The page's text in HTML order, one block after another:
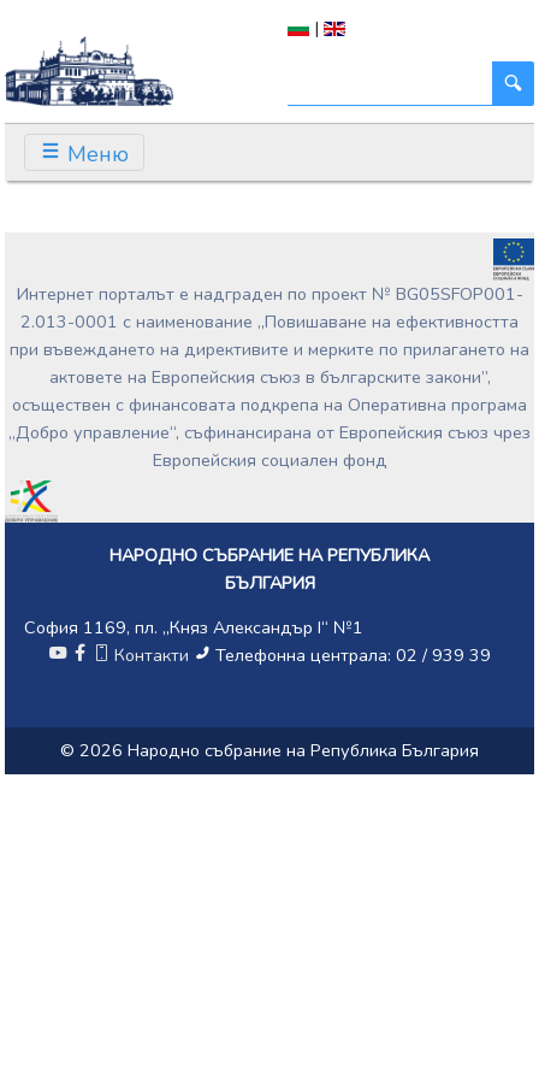
|
Меню
Интернет порталът е надграден по проект № BG05SFOP001-
2.013-0001 с наименование „Повишаване на ефективността
при въвеждането на директивите и мерките по прилагането на
актовете на Европейския съюз в българските закони”,
осъществен с финансовата подкрепа на Оперативна програма
„Добро управление“, съфинансирана от Европейския съюз чрез
Европейския социален фонд
НАРОДНО СЪБРАНИЕ НА РЕПУБЛИКА
БЪЛГАРИЯ
София 1169, пл. „Княз Александър I“ №1
Контакти
Телефонна централа: 02 / 939 39
© 2026 Народно събрание на Република България